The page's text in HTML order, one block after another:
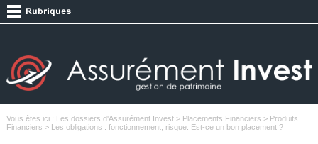
Vous êtes ici : Les dossiers d'Assurément Invest> Placements Financiers > Produits
Financiers > Les obligations : fonctionnement, risque. Est-ce un bon placement ?